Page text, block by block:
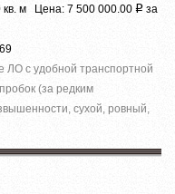
м Цена: 7 500 000.00 Р за
ЛО с удобной транспортной
(за редким
сухой, ровный,